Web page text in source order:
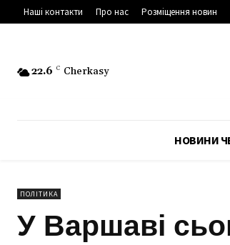
Наші контакти Про нас Розміщення новин
22.6 C Cherkasy
НОВИНИ
ПОЛІТИКА
У Варшаві